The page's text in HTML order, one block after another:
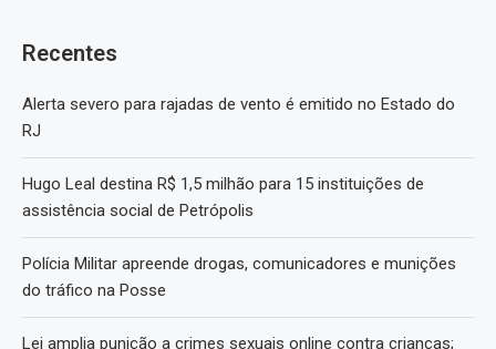
Recentes
Alerta severo para rajadas de vento é emitido no Estado do
RJ
Hugo Leal destina R$ 1,5 milhão para 15 instituições de
assistência social de Petrópolis
Polícia Militar apreende drogas, comunicadores e munições
do tráfico na Posse
Lei amplia punição a crimes sexuais online contra crianças;